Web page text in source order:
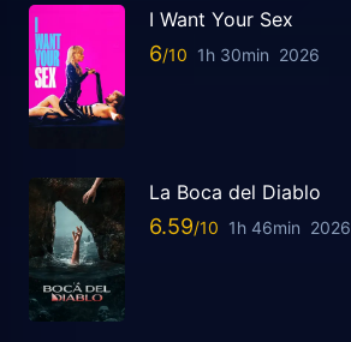
I Want Your Sex
6 1h 30min 2026
La Boca del Diablo
6.59 1h 46min 2026